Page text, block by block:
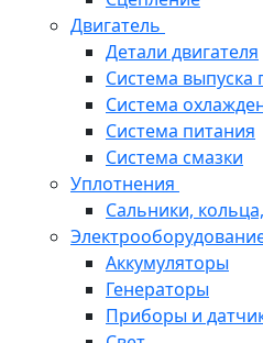
Двигатель
Детали двигателя
Система выпуска
Система
Система питания
Система смазки
Уплотнения
Сальники,
Аккумуляторы
Генераторы
Приборы и